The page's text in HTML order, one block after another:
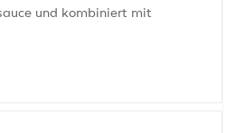
und kombiniert mit